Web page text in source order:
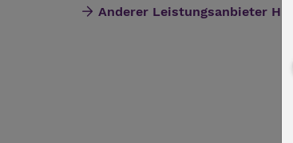
Anderer Leistungsanbieter